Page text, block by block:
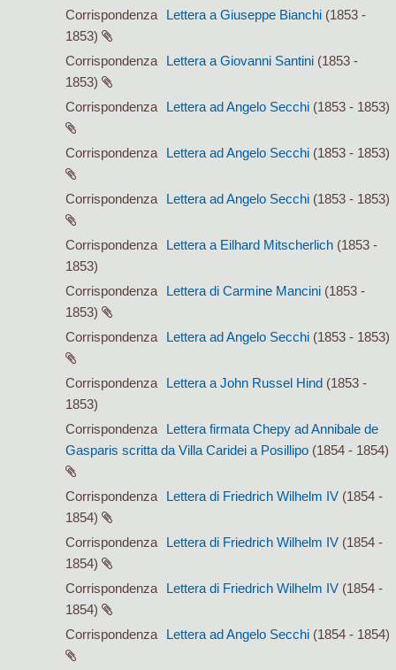
Corrispondenza
Lettera a Giuseppe Bianchi (1853 -
1853)
Corrispondenza
Lettera a Giovanni Santini (1853 -
1853)
Corrispondenza
Lettera ad Angelo Secchi (1853 - 1853)
Corrispondenza Lettera ad Angelo Secchi (1853 - 1853)
Corrispondenza Lettera ad Angelo Secchi (1853 - 1853)
Corrispondenza Lettera a Eilhard Mitscherlich (1853 -
1853)
Corrispondenza
Lettera di Carmine Mancini (1853 -
1853)
Corrispondenza
Lettera ad Angelo Secchi (1853 - 1853)
Corrispondenza Lettera a John Russel Hind (1853 -
1853)
Corrispondenza
Lettera firmata Chepy ad Annibale de
Gasparis scritta da Villa Caridei a Posillipo (1854 - 1854)
Corrispondenza Lettera di Friedrich Wilhelm IV (1854 -
1854)
Corrispondenza
Lettera di Friedrich Wilhelm IV (1854 -
1854)
Corrispondenza
Lettera di Friedrich Wilhelm IV (1854 -
1854)
Corrispondenza
Lettera ad Angelo Secchi (1854 - 1854)